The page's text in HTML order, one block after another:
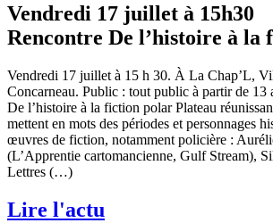
Vendredi 17 juillet à 15h30
Rencontre De l’histoire à la
Vendredi 17 juillet à 15 h 30. À La Chap’L,
Concarneau. Public : tout public à partir de
De l’histoire à la fiction polar Plateau
mettent en mots des périodes et personnages
œuvres de fiction, notamment policière :
(L’Apprentie cartomancienne, Gulf Stream),
Lettres (…)
Lire l'actu